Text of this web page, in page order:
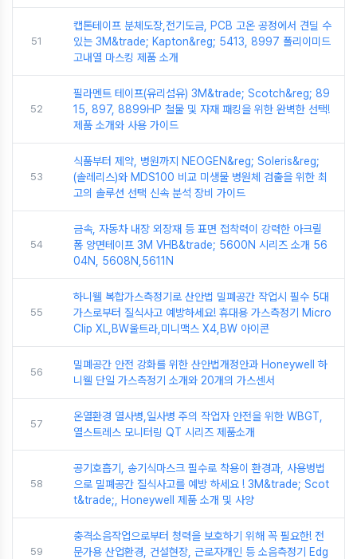
51
캡톤테이프 분체도장,전기도금, PCB 고온 공정에서 견딜 수
있는 3M&trade; Kapton&reg; 5413, 8997 폴리이미드
고내열 마스킹 제품 소개
52
필라멘트 테이프(유리섬유) 3M&trade; Scotch&reg; 89
15, 897, 8899HP 철물 및 자재 패킹을 위한 완벽한 선택!
제품 소개와 사용 가이드
53
식품부터 제약, 병원까지 NEOGEN&reg; Soleris&reg;
(솔레리스)와 MDS100 비교 미생물 병원체 검출을 위한 최
고의 솔루션 선택 신속 분석 장비 가이드
54
금속, 자동차 내장 외장재 등 표면 접착력이 강력한 아크릴
폼 양면테이프 3M VHB&trade; 5600N 시리즈 소개 56
04N, 5608N,5611N
55
하니웰 복합가스측정기로 산안법 밀폐공간 작업시 필수 5대
가스로부터 질식사고 예방하세요! 휴대용 가스측정기 Micro
Clip XL,BW울트라,미니맥스 X4,BW 아이콘
56
밀폐공간 안전 강화를 위한 산안법개정안과 Honeywell 하
니웰 단일 가스측정기 소개와 20개의 가스센서
57
온열환경 열사병,일사병 주의 작업자 안전을 위한 WBGT,
열스트레스 모니터링 QT 시리즈 제품소개
58
공기호흡기, 송기식마스크 필수로 착용이 환경과, 사용벙법
으로 밀폐공간 질식사고를 예방 하세요 ! 3M&trade; Scot
t&trade;, Honeywell 제품 소개 및 사양
59
충격소음작업으로부터 청력을 보호하기 위해 꼭 필요한! 전
문가용 산업환경, 건설현장, 근로자개인 등 소음측정기 Edg